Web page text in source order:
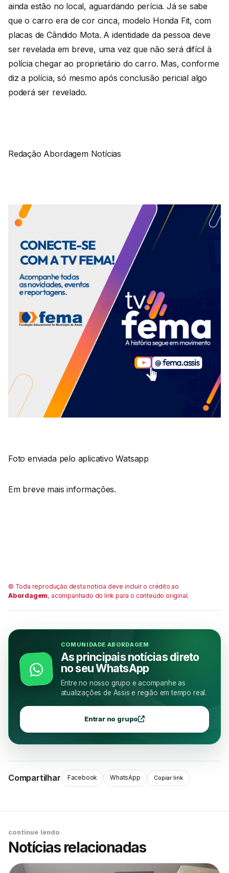
ainda estão no local, aguardando perícia. Já se sabe
que o carro era de cor cinca, modelo Honda Fit, com
placas de Cândido Mota. A identidade da pessoa deve
ser revelada em breve, uma vez que não será difícil à
polícia chegar ao proprietário do carro. Mas, conforme
diz a polícia, só mesmo após conclusão pericial algo
poderá ser revelado.
Redação Abordagem Notícias
Foto enviada pelo aplicativo Watsapp
Em breve mais informações.
© Toda reprodução desta notícia deve incluir o crédito ao
Abordagem, acompanhado do link para o conteúdo original.
COMUNIDADE ABORDAGEM
As principais notícias direto
no seu WhatsApp
Entre no nosso grupo e acompanhe as
atualizações de Assis e região em tempo real.
Entrar no grupo
Compartilhar Facebook WhatsApp Copiar link
continue lendo
Notícias relacionadas